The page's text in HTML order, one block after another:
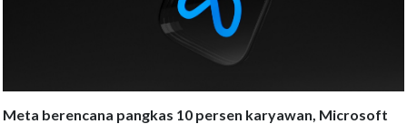
Meta berencana pangkas 10 persen karyawan, Microsoft